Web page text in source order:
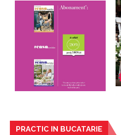
PRACTIC IN BUCATARIE